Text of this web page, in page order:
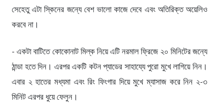
সেহেতু এটা স্কিনের জন্যে বেশ ভালো কাজে দেবে এবং অতিরিক্ত অয়েলিও
করবে না।
- একটা বাটিতে কোকোনাট মিল্ক নিয়ে এটি নরমাল ফ্রিজে ২০ মিনিটের জন্যে
ঠান্ডা হতে দিন। এরপর একটি কটন প্যাডের সাহায্যে পুরো মুখে লাগিয়ে নিন।
এবার ২ হাতের মধ্যমা এবং রিং ফিংগার দিয়ে মুখে ম্যাসাজ করে নিন ২-৩
মিনিট এরপর ধুয়ে ফেলুন।